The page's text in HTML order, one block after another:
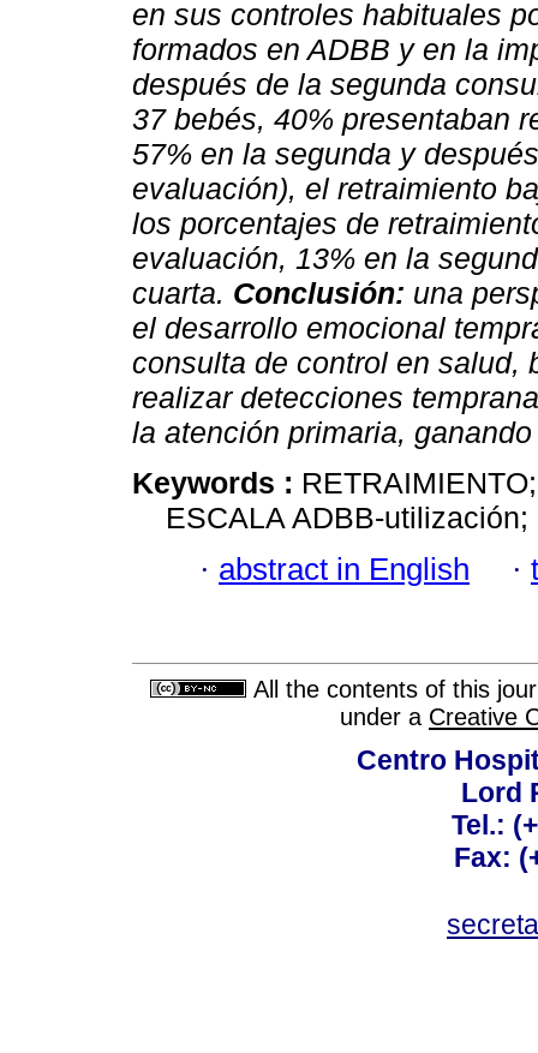
en sus controles habituales
formados en ADBB y en la
después de la segunda
37 bebés, 40% presentaban
57% en la segunda y
evaluación), el retraimiento
los porcentajes de
evaluación, 13% en la
cuarta. Conclusión: una
el desarrollo emocional
consulta de control en salud,
realizar detecciones
la atención primaria,
Keywords :
ESCALA ADBB-utilización;
· abstract in English ·
All the contents of this
under a Creative
Centro
Lord
Tel.:
Fax: